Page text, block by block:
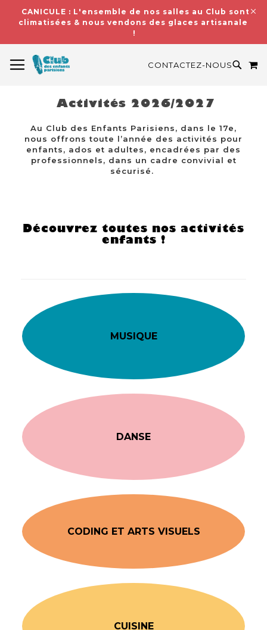
CANICULE : L'ensemble de nos salles au Club sont
climatisées & nous vendons des glaces artisanales
!
CONTACTEZ-NOUS
Activités 2026/2027
Au Club des Enfants Parisiens, dans le 17e,
nous offrons toute l’année des activités pour
enfants, ados et adultes, encadrées par des
professionnels, dans un cadre convivial et
sécurisé.
Découvrez toutes nos activités
enfants !
MUSIQUE
DANSE
CODING ET ARTS VISUELS
CUISINE